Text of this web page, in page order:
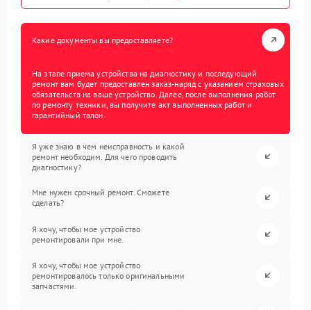
Какие документы вы предоставляете?
На этапе приема устройства на диагностику и последующий
ремонт вам будет предоставлен заказ-наряд с указанием страховых
обязательств на ваше устройство. Далее, после выполнения работ
по ремонту техники, вы получите акт выполненных работ и
гарантийный талон.
Я уже знаю в чем неисправность и какой
ремонт необходим. Для чего проводить
диагностику?
Мне нужен срочный ремонт. Сможете
сделать?
Я хочу, чтобы мое устройство
ремонтировали при мне.
Я хочу, чтобы мое устройство
ремонтировалось только оригинальными
запчастями.